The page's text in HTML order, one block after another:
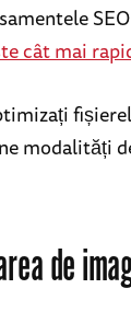
cât mai
modalități
de